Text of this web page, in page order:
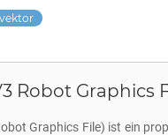
vektor
Robot Graphics
Graphics File) ist ein